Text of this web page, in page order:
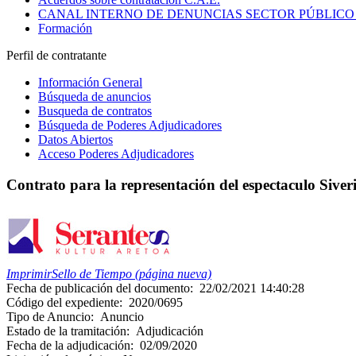
CANAL INTERNO DE DENUNCIAS SECTOR
Formación
Perfil de contratante
Información General
Búsqueda de anuncios
Busqueda de contratos
Búsqueda de Poderes Adjudicadores
Datos Abiertos
Acceso Poderes Adjudicadores
Contrato para la representación del espectaculo
ImprimirSello de Tiempo (página nueva)
Fecha de publicación del documento: 22/02/2021 14:40:28
Código del expediente: 2020/0695
Tipo de Anuncio: Anuncio
Estado de la tramitación: Adjudicación
Fecha de la adjudicación: 02/09/2020